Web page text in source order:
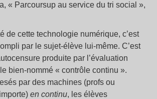
« Parcoursup au service du tri social »,
de cette technologie numérique, c’est
par le sujet-élève lui-même. C’est
produite par l’évaluation
bien-nommé « contrôle continu ».
par des machines (profs ou
en continu, les élèves